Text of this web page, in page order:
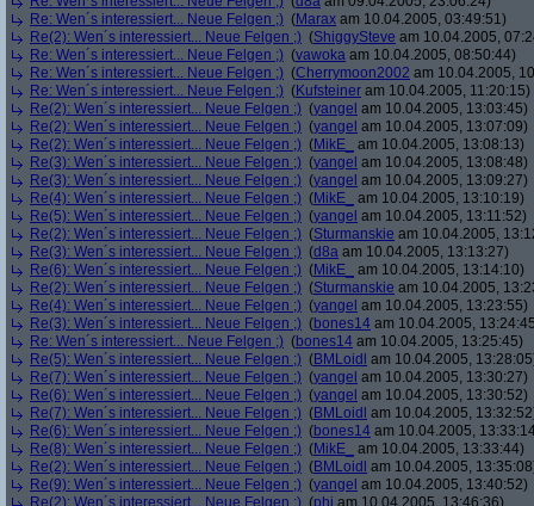
Re: Wen´s interessiert... Neue Felgen ;) (Marax am 10.04.2005, 03:49:51)
Re(2): Wen´s interessiert... Neue Felgen ;) (ShiggySteve am 10.04.2005,
Re: Wen´s interessiert... Neue Felgen ;) (vawoka am 10.04.2005, 08:50:44)
Re: Wen´s interessiert... Neue Felgen ;) (Cherrymoon2002 am 10.04.2005,
Re: Wen´s interessiert... Neue Felgen ;) (Kufsteiner am 10.04.2005, 11:20:15)
Re(2): Wen´s interessiert... Neue Felgen ;) (yangel am 10.04.2005, 13:03:45)
Re(2): Wen´s interessiert... Neue Felgen ;) (yangel am 10.04.2005, 13:07:09)
Re(2): Wen´s interessiert... Neue Felgen ;) (MikE_
am 10.04.2005, 13:08:13)
Re(3): Wen´s interessiert... Neue Felgen ;) (yangel am 10.04.2005, 13:08:48)
Re(3): Wen´s interessiert... Neue Felgen ;) (yangel am 10.04.2005, 13:09:27)
Re(4): Wen´s interessiert... Neue Felgen ;) (MikE_
am 10.04.2005, 13:10:19)
Re(5): Wen´s interessiert... Neue Felgen ;) (yangel am 10.04.2005, 13:11:52)
Re(2): Wen´s interessiert... Neue Felgen ;) (Sturmanskie am 10.04.2005,
Re(3): Wen´s interessiert... Neue Felgen ;) (d8a am 10.04.2005, 13:13:27)
Re(6): Wen´s interessiert... Neue Felgen ;) (MikE_
am 10.04.2005, 13:14:10)
Re(2): Wen´s interessiert... Neue Felgen ;) (Sturmanskie am 10.04.2005,
Re(4): Wen´s interessiert... Neue Felgen ;) (yangel am 10.04.2005, 13:23:55)
Re(3): Wen´s interessiert... Neue Felgen ;) (bones14 am 10.04.2005,
Re: Wen´s interessiert... Neue Felgen ;) (bones14 am 10.04.2005, 13:25:45)
Re(5): Wen´s interessiert... Neue Felgen ;) (BMLoidl am 10.04.2005,
Re(7): Wen´s interessiert... Neue Felgen ;) (yangel am 10.04.2005, 13:30:27)
Re(6): Wen´s interessiert... Neue Felgen ;) (yangel am 10.04.2005, 13:30:52)
Re(7): Wen´s interessiert... Neue Felgen ;) (BMLoidl am 10.04.2005,
Re(6): Wen´s interessiert... Neue Felgen ;) (bones14 am 10.04.2005,
Re(8): Wen´s interessiert... Neue Felgen ;) (MikE_
am 10.04.2005, 13:33:44)
Re(2): Wen´s interessiert... Neue Felgen ;) (BMLoidl am 10.04.2005,
Re(9): Wen´s interessiert... Neue Felgen ;) (yangel am 10.04.2005, 13:40:52)
Re(2): Wen´s interessiert... Neue Felgen ;) (phj am 10.04.2005, 13:46:36)